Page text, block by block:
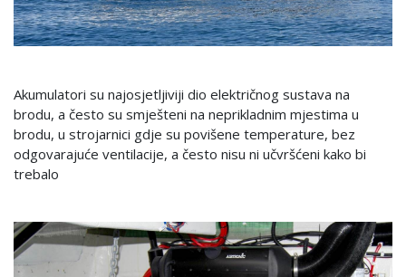
Akumulatori su najosjetljiviji dio električnog sustava na
brodu, a često su smješteni na neprikladnim mjestima u
brodu, u strojarnici gdje su povišene temperature, bez
odgovarajuće ventilacije, a često nisu ni učvršćeni kako bi
trebalo